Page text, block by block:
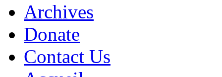
Archives
Donate
Contact Us